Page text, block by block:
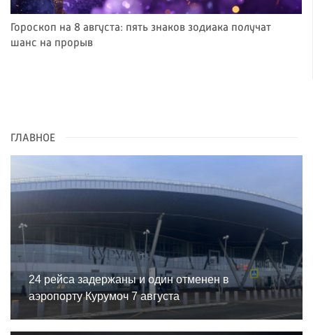
Гороскоп на 8 августа: пять знаков зодиака получат
шанс на прорыв
ГЛАВНОЕ
24 рейса задержаны и один отменен в
аэропорту Курумоч 7 августа